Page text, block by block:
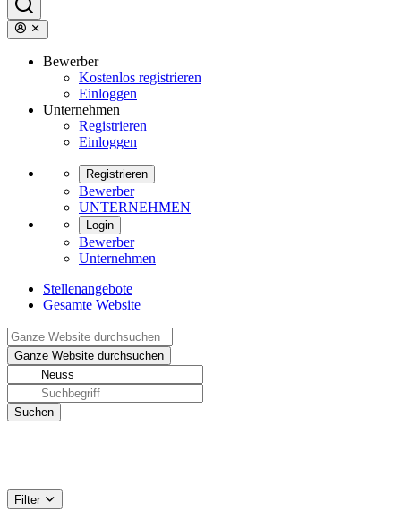
Bewerber
Kostenlos registrieren
Einloggen
Unternehmen
Registrieren
Einloggen
Registrieren
Bewerber
UNTERNEHMEN
Login
Bewerber
Unternehmen
Stellenangebote
Gesamte Website
Filter